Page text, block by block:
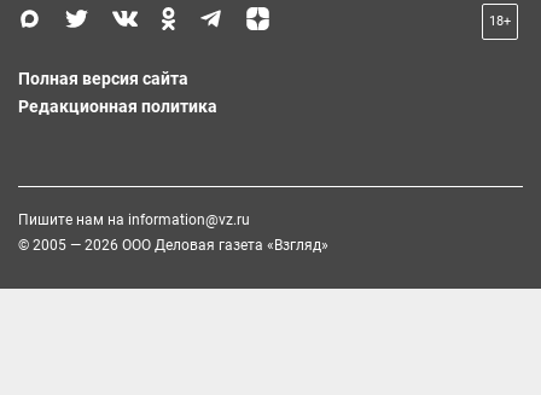
18+
Полная версия сайта
Редакционная политика
Пишите нам на information@vz.ru
© 2005 — 2026 ООО Деловая газета «Взгляд»